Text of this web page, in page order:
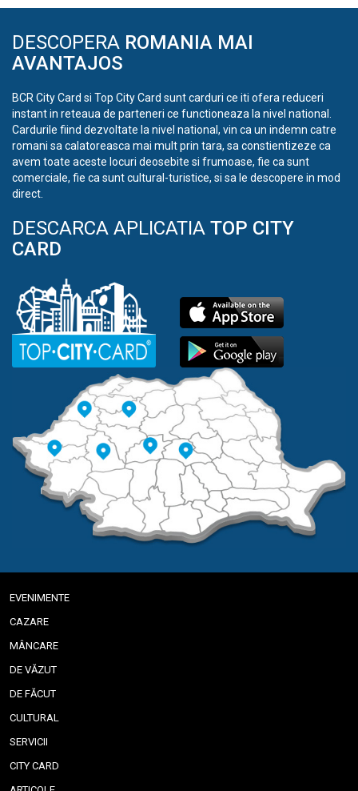
DESCOPERA ROMANIA MAI
AVANTAJOS
BCR City Card si Top City Card sunt carduri ce iti ofera reduceri
instant in reteaua de parteneri ce functioneaza la nivel national.
Cardurile fiind dezvoltate la nivel national, vin ca un indemn catre
romani sa calatoreasca mai mult prin tara, sa constientizeze ca
avem toate aceste locuri deosebite si frumoase, fie ca sunt
comerciale, fie ca sunt cultural-turistice, si sa le descopere in mod
direct.
DESCARCA APLICATIA TOP CITY
CARD
EVENIMENTE
CAZARE
MÂNCARE
DE VĂZUT
DE FĂCUT
CULTURAL
SERVICII
CITY CARD